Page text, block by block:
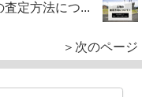
査定方法につ...
＞次のページ